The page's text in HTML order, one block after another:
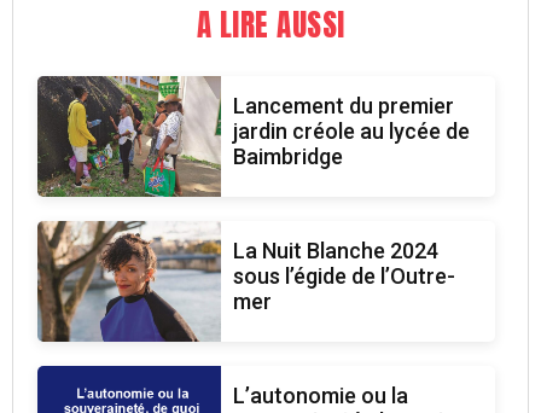
A LIRE AUSSI
Lancement du premier
jardin créole au lycée de
Baimbridge
La Nuit Blanche 2024
sous l’égide de l’Outre-
mer
L’autonomie ou la